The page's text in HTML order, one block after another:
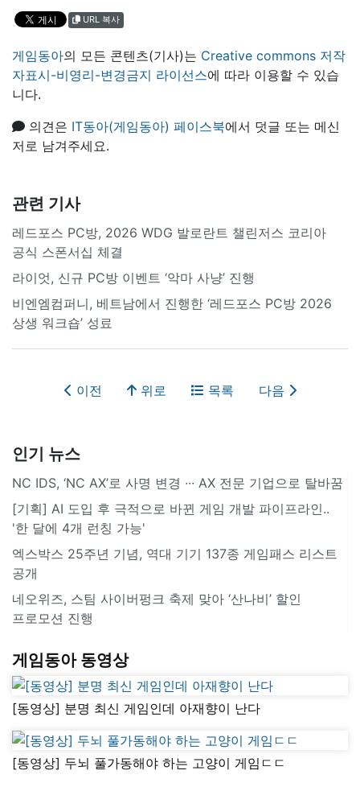
URL 복사
게임동아의 모든 콘텐츠(기사)는 Creative commons 저작
자표시-비영리-변경금지 라이선스에 따라 이용할 수 있습
니다.
의견은 IT동아(게임동아) 페이스북에서 덧글 또는 메신
저로 남겨주세요.
관련 기사
레드포스 PC방, 2026 WDG 발로란트 챌린저스 코리아
공식 스폰서십 체결
라이엇, 신규 PC방 이벤트 ‘악마 사냥’ 진행
비엔엠컴퍼니, 베트남에서 진행한 ‘레드포스 PC방 2026
상생 워크숍’ 성료
이전 위로 목록 다음
인기 뉴스
NC IDS, ‘NC AX’로 사명 변경 ∙∙∙ AX 전문 기업으로 탈바꿈
[기획] AI 도입 후 극적으로 바뀐 게임 개발 파이프라인..
'한 달에 4개 런칭 가능'
엑스박스 25주년 기념, 역대 기기 137종 게임패스 리스트
공개
네오위즈, 스팀 사이버펑크 축제 맞아 ‘산나비’ 할인
프로모션 진행
게임동아 동영상
[동영상] 분명 최신 게임인데 아재향이 난다
[동영상] 두뇌 풀가동해야 하는 고양이 게임ㄷㄷ